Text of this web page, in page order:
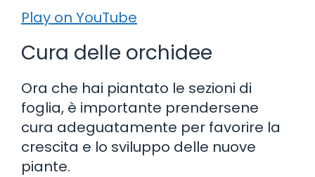
Play on YouTube
Cura delle orchidee
Ora che hai piantato le sezioni di
foglia, è importante prendersene
cura adeguatamente per favorire la
crescita e lo sviluppo delle nuove
piante.